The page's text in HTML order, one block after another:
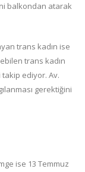
balkondan atarak
trans kadın ise
trans kadın
ediyor. Av.
gerektiğini
ise 13 Temmuz